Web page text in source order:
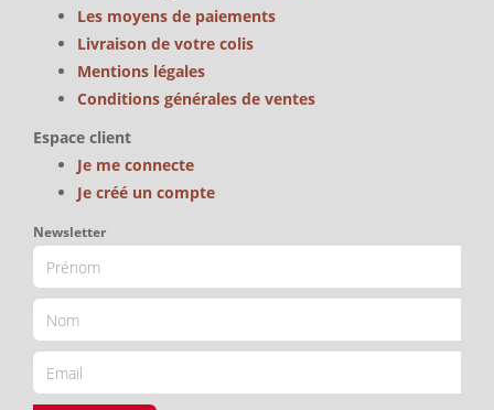
Les moyens de paiements
Livraison de votre colis
Mentions légales
Conditions générales de ventes
Espace client
Je me connecte
Je créé un compte
Newsletter